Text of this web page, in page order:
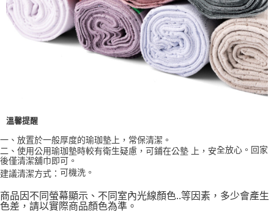
溫馨提醒
一、放置於一般厚度的瑜珈墊上，常保清潔。
二、使用公用瑜珈墊時較有衛生疑慮，可鋪在公墊 上，安全放心。回家
後僅清潔舖巾即可。
建議清潔方式： 可機洗。
商品因不同螢幕顯示、不同室內光線顏色..等因素，多少會產生
色差，請以實際商品顏色為準。